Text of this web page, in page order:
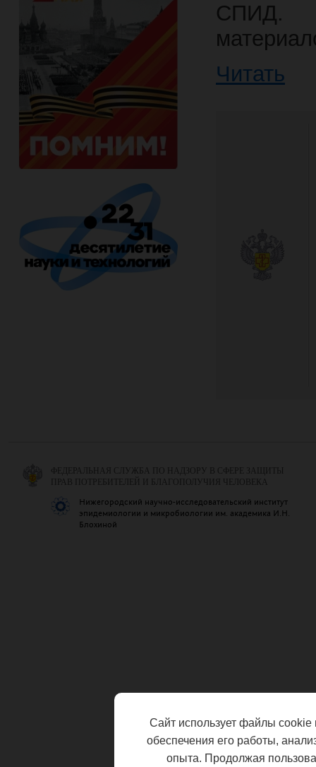
Читать
ФЕДЕРАЛЬНАЯ СЛУЖБА ПО НАДЗОРУ В СФЕРЕ ЗАЩИТЫ
ПРАВ ПОТРЕБИТЕЛЕЙ И БЛАГОПОЛУЧИЯ ЧЕЛОВЕКА
Нижегородский научно-исследовательский институт
эпидемиологии и микробиологии им. академика И.Н.
Блохиной
Сайт использует файлы cookie
обеспечения его работы,
опыта. Продолжая